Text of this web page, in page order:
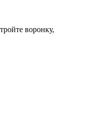
воронку,